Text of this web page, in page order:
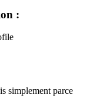
:
simplement parce